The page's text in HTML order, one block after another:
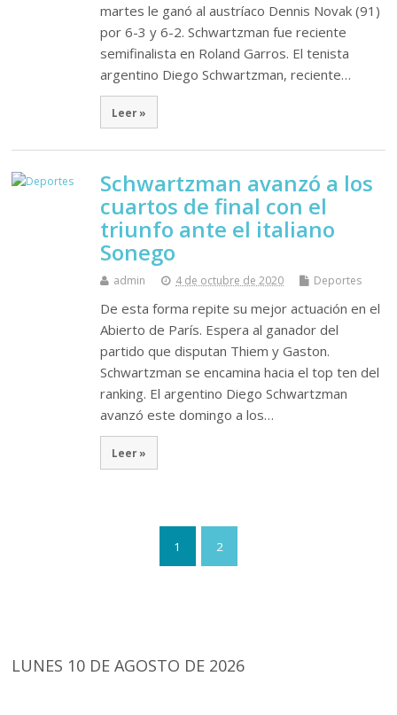
martes le ganó al austríaco Dennis Novak (91)
por 6-3 y 6-2. Schwartzman fue reciente
semifinalista en Roland Garros. El tenista
argentino Diego Schwartzman, reciente…
Leer »
Schwartzman avanzó a los
cuartos de final con el
triunfo ante el italiano
Sonego
admin 4 de octubre de 2020 Deportes
De esta forma repite su mejor actuación en el
Abierto de París. Espera al ganador del
partido que disputan Thiem y Gaston.
Schwartzman se encamina hacia el top ten del
ranking. El argentino Diego Schwartzman
avanzó este domingo a los…
Leer »
1 2
LUNES 10 DE AGOSTO DE 2026